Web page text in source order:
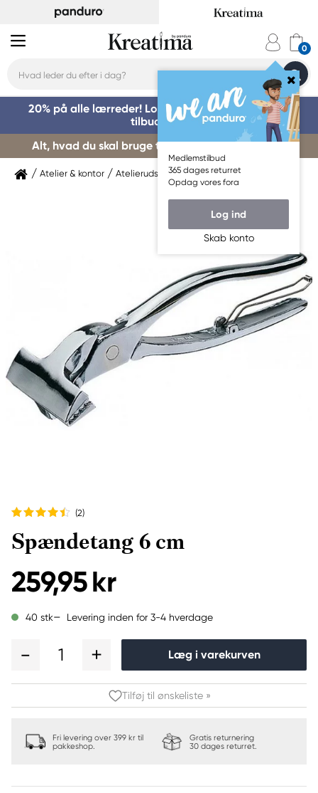
Medlemstilbud
365 dages returret
Opdag vores fora
Log ind
Skab konto
20% på alle lærreder! Log på for at benytte dig af
tilbuddet »
Alt, hvad du skal bruge til kursusstart – køb her »
Atelier & kontor Atelierudstyr Øvrige værktøjer
(2)
Spændetang 6 cm
259,95 kr
40 stk Levering inden for 3-4 hverdage
1 Læg i varekurven
Tilføj til ønskeliste »
Fri levering over 399 kr til
pakkeshop.
Gratis returnering
30 dages returret.